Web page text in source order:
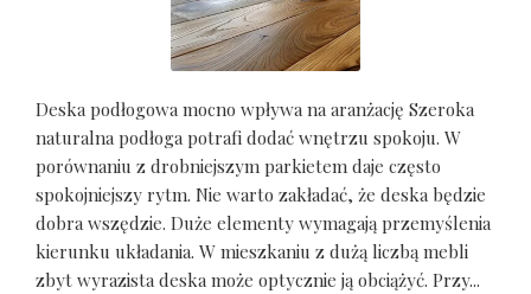
Deska podłogowa mocno wpływa na aranżację Szeroka
naturalna podłoga potrafi dodać wnętrzu spokoju. W
porównaniu z drobniejszym parkietem daje często
spokojniejszy rytm. Nie warto zakładać, że deska będzie
dobra wszędzie. Duże elementy wymagają przemyślenia
kierunku układania. W mieszkaniu z dużą liczbą mebli
zbyt wyrazista deska może optycznie ją obciążyć. Przy...